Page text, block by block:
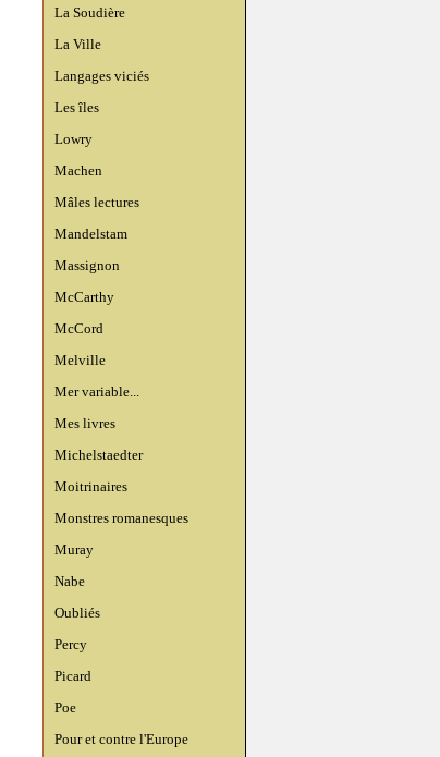
La Soudière
La Ville
Langages viciés
Les îles
Lowry
Machen
Mâles lectures
Mandelstam
Massignon
McCarthy
McCord
Melville
Mer variable...
Mes livres
Michelstaedter
Moitrinaires
Monstres romanesques
Muray
Nabe
Oubliés
Percy
Picard
Poe
Pour et contre l'Europe